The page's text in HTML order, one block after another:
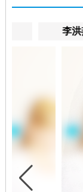
李洪燕